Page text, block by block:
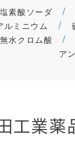
素酸ソーダ
ルミニウム
無水クロム酸
ア
工業薬